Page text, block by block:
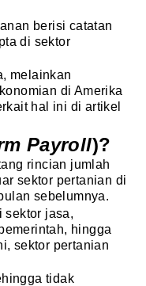
berisi catatan
di sektor
melainkan
di Amerika
hal ini di artikel
Payroll)?
rincian jumlah
sektor pertanian di
sebelumnya.
sektor jasa,
hingga
sektor pertanian
tidak